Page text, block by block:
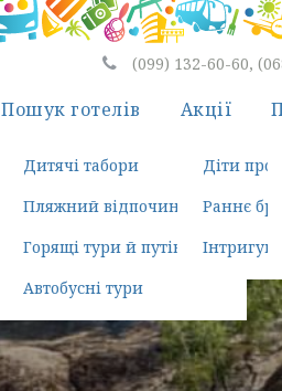
(099) 132-60-60,
Пошук готелів
Дитячі табори
Пляжний відпочинок
Горящі тури й путівки
Автобусні тури
Акції
Діти
Раннє